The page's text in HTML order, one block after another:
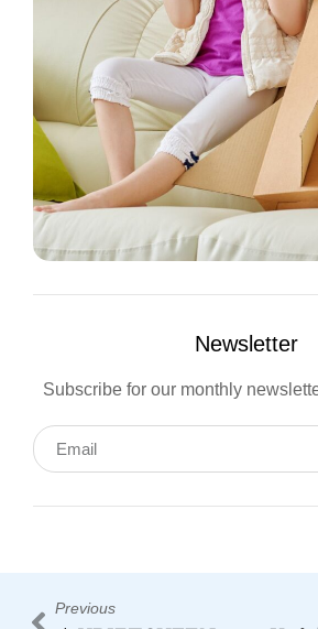
Newsletter
Subscribe for our monthly
Previous